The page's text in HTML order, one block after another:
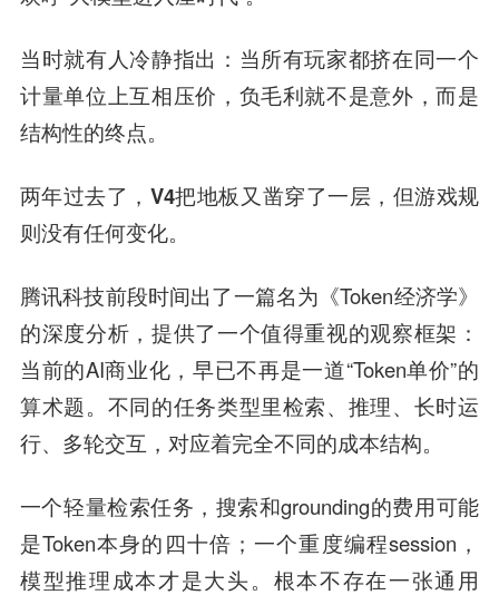
当时就有人冷静指出：当所有玩家都挤在同一个
计量单位上互相压价，负毛利就不是意外，而是
结构性的终点。
两年过去了，V4把地板又凿穿了一层，但游戏规
则没有任何变化。
腾讯科技前段时间出了一篇名为《Token经济学》
的深度分析，提供了一个值得重视的观察框架：
当前的AI商业化，早已不再是一道“Token单价”的
算术题。不同的任务类型里检索、推理、长时运
行、多轮交互，对应着完全不同的成本结构。
一个轻量检索任务，搜索和grounding的费用可能
是Token本身的四十倍；一个重度编程session，
模型推理成本才是大头。根本不存在一张通用